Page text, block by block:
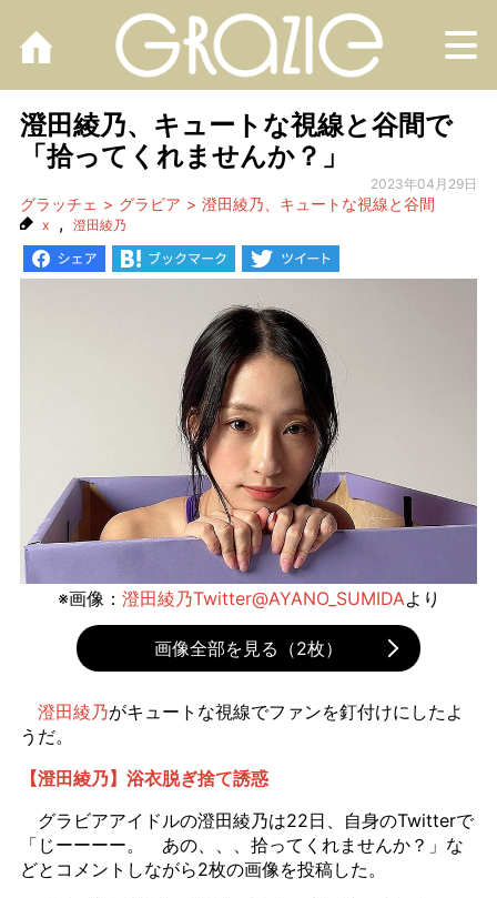
澄田綾乃、キュートな視線と谷間で
「拾ってくれませんか？」
2023年04月29日
グラッチェ グラビア 澄田綾乃、キュートな視線と谷間
x , 澄田綾乃
※画像： 澄田綾乃Twitter@AYANO_SUMIDAより
画像全部を見る（2枚）
澄田綾乃がキュートな視線でファンを釘付けにしたよ
うだ。
【澄田綾乃】浴衣脱ぎ捨て誘惑
グラビアアイドルの澄田綾乃は22日、自身のTwitterで
「じーーーー。 あの、、、拾ってくれませんか？」な
どとコメントしながら2枚の画像を投稿した。